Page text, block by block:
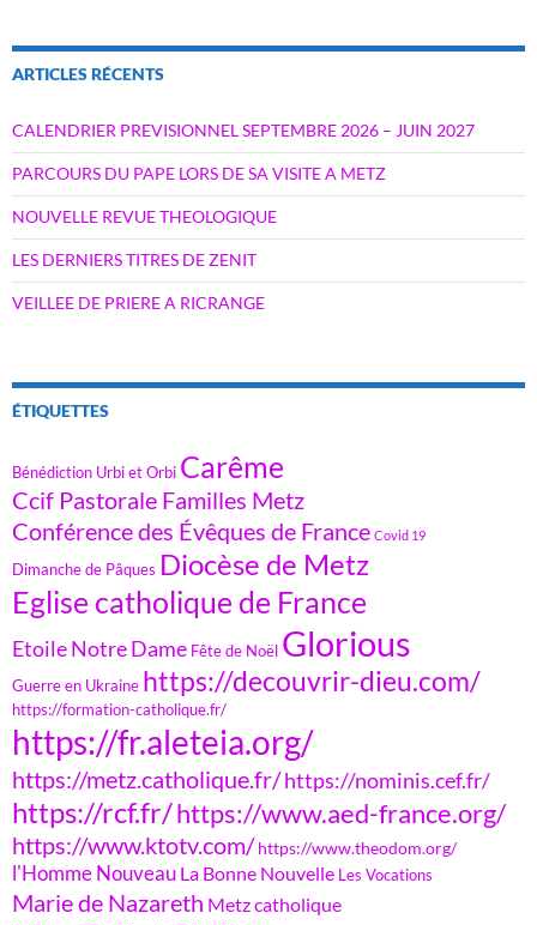
ARTICLES RÉCENTS
CALENDRIER PREVISIONNEL SEPTEMBRE 2026 – JUIN 2027
PARCOURS DU PAPE LORS DE SA VISITE A METZ
NOUVELLE REVUE THEOLOGIQUE
LES DERNIERS TITRES DE ZENIT
VEILLEE DE PRIERE A RICRANGE
ÉTIQUETTES
Bénédiction Urbi et Orbi Carême
Ccif Pastorale Familles Metz
Conférence des Évêques de France Covid 19
Dimanche de Pâques Diocèse de Metz
Eglise catholique de France
Etoile Notre Dame Fête de Noël Glorious
Guerre en Ukraine https://decouvrir-dieu.com/
https://formation-catholique.fr/
https://fr.aleteia.org/
https://metz.catholique.fr/https://nominis.cef.fr/
https://rcf.fr/https://www.aed-france.org/
https://www.ktotv.com/ https://www.theodom.org/
l'Homme Nouveau La Bonne Nouvelle Les Vocations
Marie de Nazareth Metz catholique